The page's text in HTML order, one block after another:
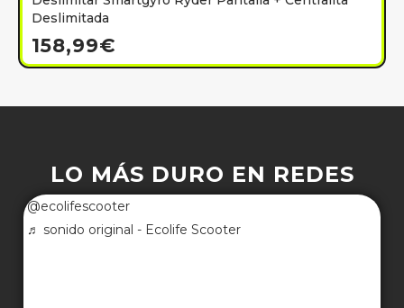
Deslimitada
158,99€
LO MÁS DURO EN REDES
@ecolifescooter
♬ sonido original - Ecolife Scooter